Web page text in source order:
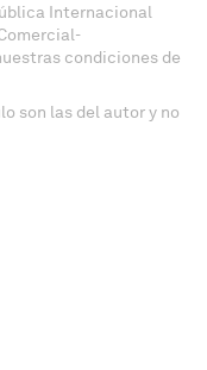
Internacional
condiciones de
son las del autor y no